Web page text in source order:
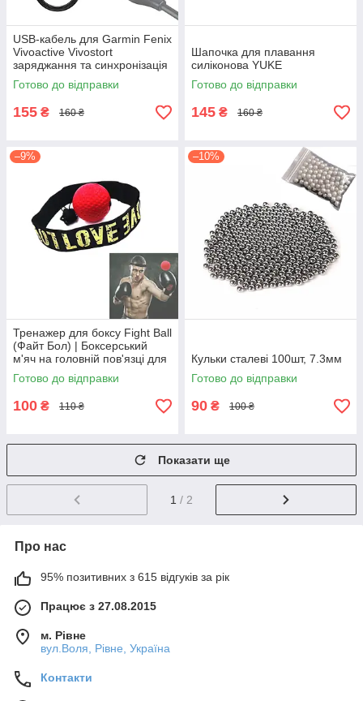
USB-кабель для Garmin Fenix
Vivoactive Vivostort
заряджання та синхронізація
Готово до відправки
155 ₴ 160 ₴
Шапочка для плавання
силіконова YUKE
Готово до відправки
145 ₴ 160 ₴
–9%
Тренажер для боксу Fight Ball
(Файт Бол) | Боксерський
м'яч на головній пов'язці для
тренування реакції та
координації
Готово до відправки
100 ₴ 110 ₴
–10%
Кульки сталеві 100шт, 7.3мм
Готово до відправки
90 ₴ 100 ₴
Показати ще
1 / 2
Про нас
95% позитивних з 615 відгуків за рік
Працює з 27.08.2015
м. Рівне
вул.Воля, Рівне, Україна
Контакти